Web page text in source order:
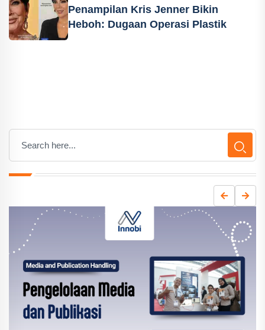
Penampilan Kris Jenner Bikin
Heboh: Dugaan Operasi Plastik